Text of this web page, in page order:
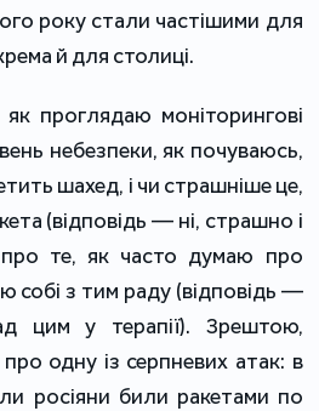
року стали частішими для
й для столиці.
проглядаю моніторингові
небезпеки, як почуваюсь,
шахед, і чи страшніше це,
(відповідь — ні, страшно і
про те, як часто думаю про
собі з тим раду (відповідь —
цим у терапії). Зрештою,
одну із серпневих атак: в
росіяни били ракетами по